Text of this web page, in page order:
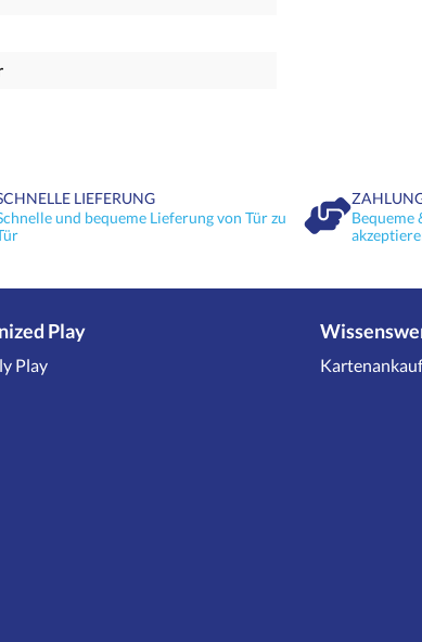
LIEFERUNG
und bequeme Lieferung von Tür zu
Bequeme
Play
Play Kartenankauf